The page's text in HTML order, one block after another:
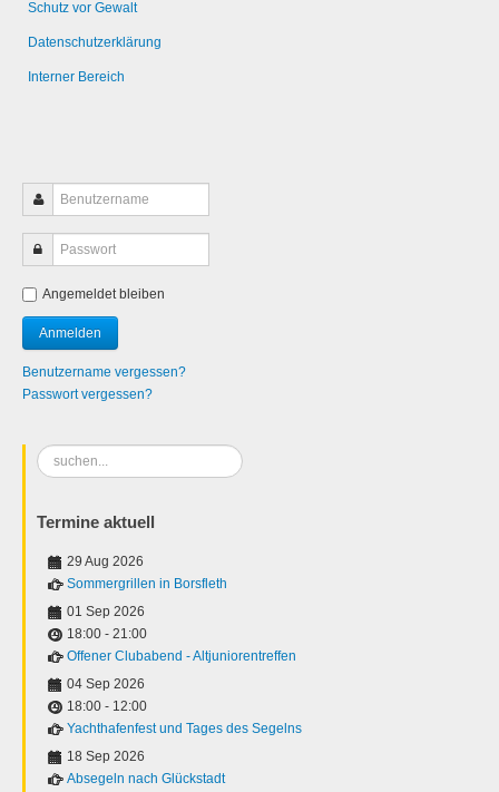
Schutz vor Gewalt
Datenschutzerklärung
Interner Bereich
Angemeldet bleiben
Benutzername vergessen?
Passwort vergessen?
Suchen
...
Termine aktuell
29 Aug 2026
Sommergrillen in Borsfleth
01 Sep 2026
18:00 - 21:00
Offener Clubabend - Altjuniorentreffen
04 Sep 2026
18:00 - 12:00
Yachthafenfest und Tages des Segelns
18 Sep 2026
Absegeln nach Glückstadt